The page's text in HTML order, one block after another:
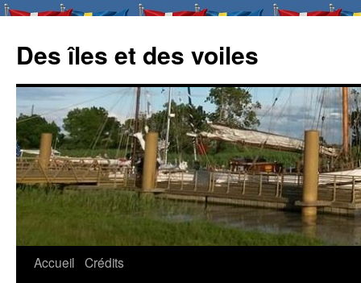
Des îles et des voiles
Aller
Accueil Crédits